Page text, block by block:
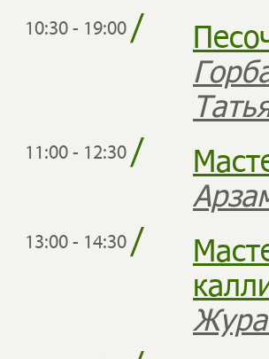
10:30 - 19:00/
11:00 - 12:30/
13:00 - 14:30/